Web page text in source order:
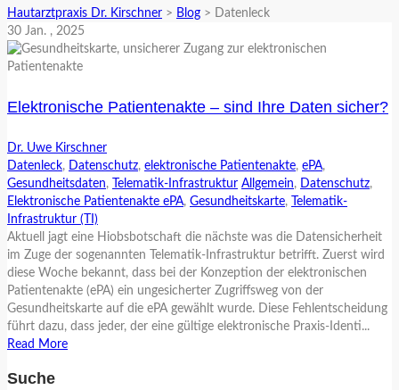
Hautarztpraxis Dr. Kirschner > Blog >
Datenleck
30 Jan. , 2025
Elektronische Patientenakte – sind Ihre Daten sicher?
Dr. Uwe Kirschner
Datenleck, Datenschutz, elektronische Patientenakte, ePA,
Gesundheitsdaten, Telematik-Infrastruktur Allgemein, Datenschutz,
Elektronische Patientenakte ePA, Gesundheitskarte,
Telematik-
Infrastruktur (TI)
Aktuell jagt eine Hiobsbotschaft die nächste was die Datensicherheit
im Zuge der sogenannten Telematik-Infrastruktur betrifft. Zuerst wird
diese Woche bekannt, dass bei der Konzeption der elektronischen
Patientenakte (ePA) ein ungesicherter Zugriffsweg von der
Gesundheitskarte auf die ePA gewählt wurde. Diese Fehlentscheidung
führt dazu, dass jeder, der eine gültige elektronische Praxis-Identi...
Read More
Suche